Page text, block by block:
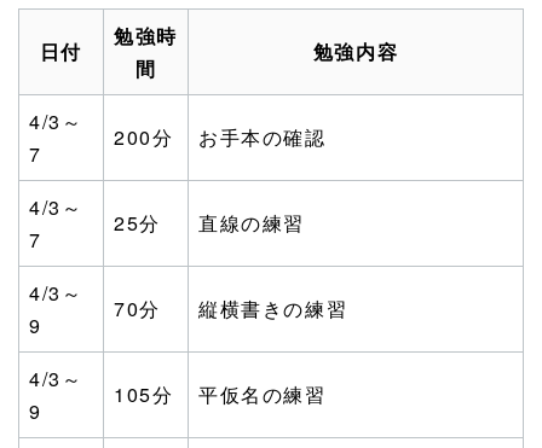
日付
勉強時
間
勉強内容
4/3～
7
200分 お手本の確認
4/3～
7
25分 直線の練習
4/3～
9
70分 縦横書きの練習
4/3～
9
105分 平仮名の練習